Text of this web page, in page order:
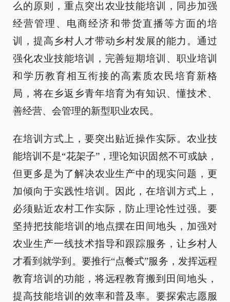
么的原则，重点突出农业技能培训，同步加强
经营管理、电商经济和带货直播等方面的培
训，提高乡村人才带动乡村发展的能力。通过
强化农业技能培训，完善短期培训、职业培训
和学历教育相互衔接的高素质农民培育新格
局，将在乡返乡青年培育为有知识、懂技术、
善经营、会管理的新型职业农民。
在培训方式上，要突出贴近操作实际。农业技
能培训不是“花架子”，理论知识固然不可或缺，
但更多是为了解决农业生产中的现实问题，更
加倾向于实践性培训。因此，在培训方式上，
必须贴近农村工作实际，防止理论性过强。要
坚持把技能培训的地点摆在田间地头，加强对
农业生产一线技术指导和跟踪服务，让乡村人
才看到就学到。要推行“点餐式”服务，发挥远程
教育培训的功能，将远程教育搬到田间地头，
提高技能培训的效率和普及率。要探索志愿服